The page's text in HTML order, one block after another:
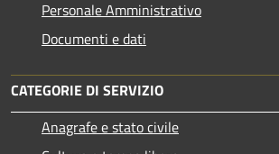
Personale Amministrativo
Documenti e dati
CATEGORIE DI SERVIZIO
Anagrafe e stato civile